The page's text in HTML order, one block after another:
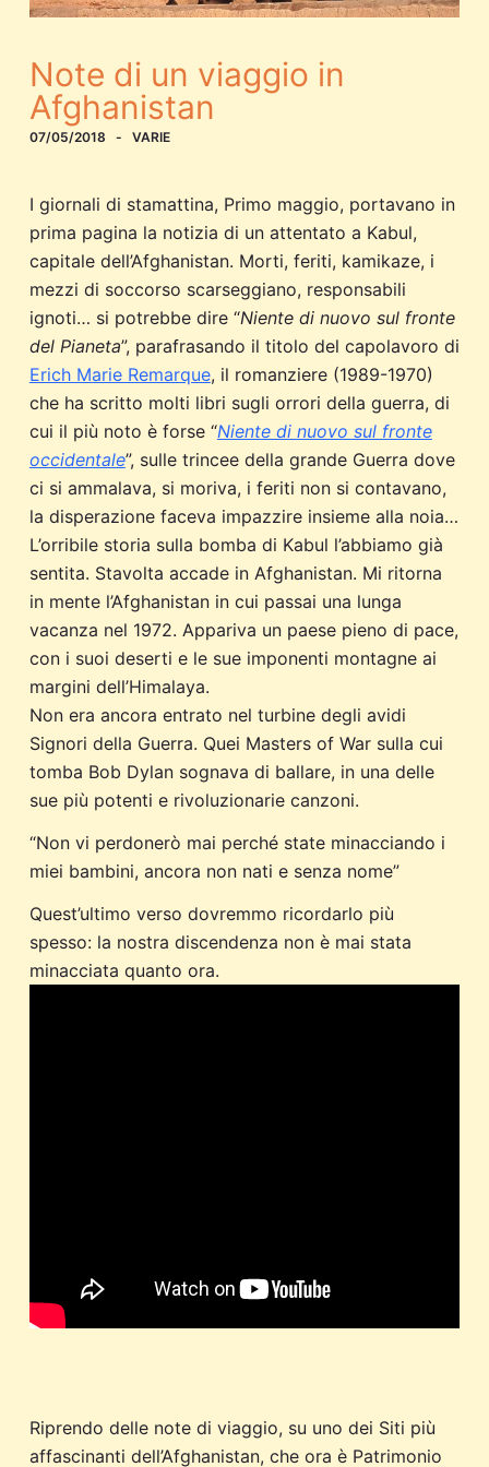
Note di un viaggio in
Afghanistan
07/05/2018 VARIE
I giornali di stamattina, Primo maggio, portavano in
prima pagina la notizia di un attentato a Kabul,
capitale dell’Afghanistan. Morti, feriti, kamikaze, i
mezzi di soccorso scarseggiano, responsabili
ignoti… si potrebbe dire “Niente di nuovo sul fronte
del Pianeta”, parafrasando il titolo del capolavoro di
Erich Marie Remarque, il romanziere (1989-1970)
che ha scritto molti libri sugli orrori della guerra, di
cui il più noto è forse “Niente di nuovo sul fronte
occidentale”, sulle trincee della grande Guerra dove
ci si ammalava, si moriva, i feriti non si contavano,
la disperazione faceva impazzire insieme alla noia…
L’orribile storia sulla bomba di Kabul l’abbiamo già
sentita. Stavolta accade in Afghanistan. Mi ritorna
in mente l’Afghanistan in cui passai una lunga
vacanza nel 1972. Appariva un paese pieno di pace,
con i suoi deserti e le sue imponenti montagne ai
margini dell’Himalaya.
Non era ancora entrato nel turbine degli avidi
Signori della Guerra. Quei Masters of War sulla cui
tomba Bob Dylan sognava di ballare, in una delle
sue più potenti e rivoluzionarie canzoni.
“Non vi perdonerò mai perché state minacciando i
miei bambini, ancora non nati e senza nome”
Quest’ultimo verso dovremmo ricordarlo più
spesso: la nostra discendenza non è mai stata
minacciata quanto ora.
Riprendo delle note di viaggio, su uno dei Siti più
affascinanti dell’Afghanistan, che ora è Patrimonio